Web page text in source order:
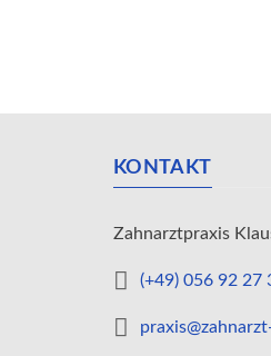
KONTAKT
Zahnarztpraxis
(+49) 056 92 27